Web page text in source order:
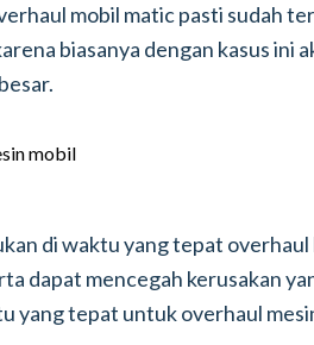
mobil matic pasti sudah
biasanya dengan kasus ini
di waktu yang tepat
dapat mencegah kerusakan
yang tepat untuk overhaul